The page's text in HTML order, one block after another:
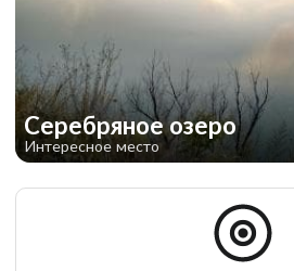
Серебряное озеро
Интересное место